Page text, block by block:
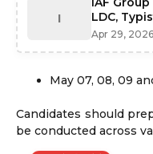
I
LDC,
Date 1 June
Apr 29, 2026
May 07, 08, 09
Candidates should
be conducted across